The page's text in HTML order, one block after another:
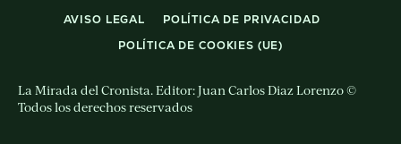
AVISO LEGAL
POLÍTICA DE PRIVACIDAD
POLÍTICA DE COOKIES (UE)
La Mirada del Cronista. Editor: Juan Carlos Diaz Lorenzo ©
Todos los derechos reservados